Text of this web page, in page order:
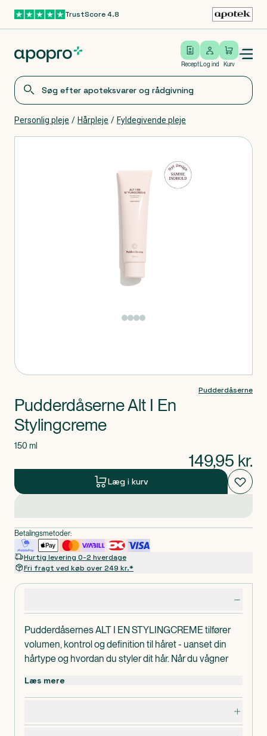
Gå til hovedindholdTrustScore 4.8
Recept
Log ind
Log ind Kurv
Open/close menu
Personlig pleje / Hårpleje / Fyldegivende pleje
Pudderdåsernes ALT I EN STYLINGCREME tilfører
volumen, kontrol og definition til håret - uanset din
hårtype og hvordan du styler dit hår. Når du vågner
hvert fald nemt komme til det!
ALT I EN STYLINGCREME giver et fleksibelt hold,
Læs mere
Pudderdåserne
Pudderdåserne Alt I En
Stylingcreme
150 ml
149,95 kr.
Læg i kurv
Betalingsmetoder:
Hurtig levering 0-2 hverdage
Fri fragt ved køb over 249 kr.*